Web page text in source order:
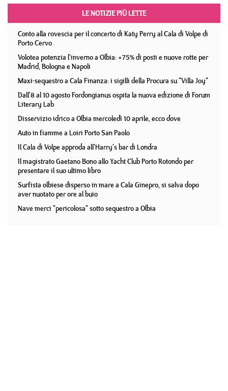
LE NOTIZIE PIÙ LETTE
Conto alla rovescia per il concerto di Katy Perry al Cala di Volpe di
Porto Cervo
Volotea potenzia l'inverno a Olbia: +75% di posti e nuove rotte per
Madrid, Bologna e Napoli
Maxi-sequestro a Cala Finanza: i sigilli della Procura su "Villa Joy"
Dall'8 al 10 agosto Fordongianus ospita la nuova edizione di Forum
Literary Lab
Disservizio idrico a Olbia mercoledì 10 aprile, ecco dove
Auto in fiamme a Loiri Porto San Paolo
Il Cala di Volpe approda all'Harry's bar di Londra
Il magistrato Gaetano Bono allo Yacht Club Porto Rotondo per
presentare il suo ultimo libro
Surfista olbiese disperso in mare a Cala Ginepro, si salva dopo
aver nuotato per ore al buio
Nave merci "pericolosa" sotto sequestro a Olbia